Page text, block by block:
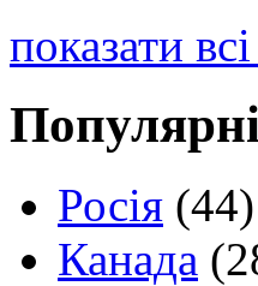
показати
Росія (44)
Канада